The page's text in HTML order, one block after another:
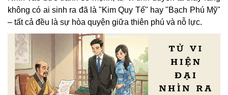
không có ai sinh ra đã là "Kim Quy Tế" hay "Bạch Phú Mỹ"
– tất cả đều là sự hòa quyện giữa thiên phú và nỗ lực.